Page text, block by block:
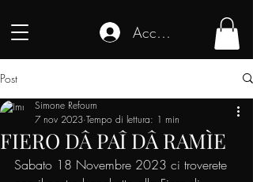
Accedi
Post
FIERO DÂ PAÎ DÂ RAMÌE
Simone Refourn
7 nov 2023 Tempo di lettura: 1 min
Sabato 18 Novembre 2023 ci troverete